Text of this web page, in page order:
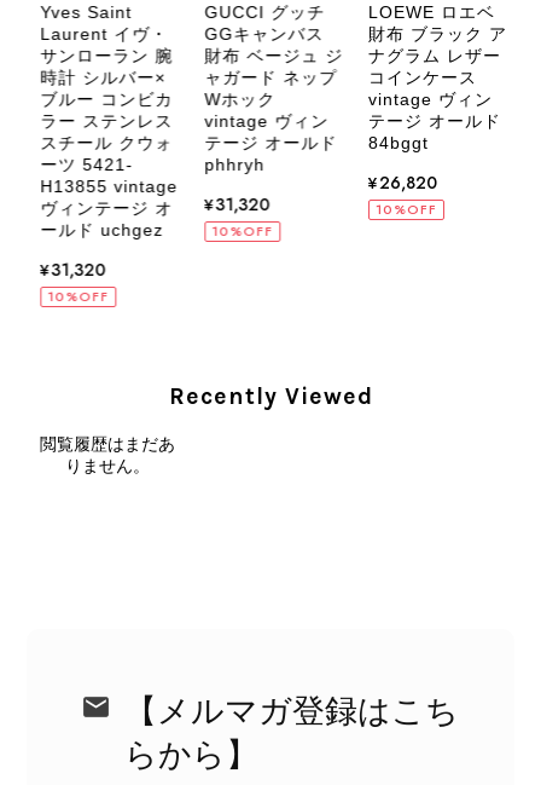
CELINE セリーヌ ブレスレット シルバー トリオンフ ホースビット SILVER925 vintage ヴィンテージ オールド 7f8hjn
2026/08/05
外装内装ともにAランクの商品を購入しました。 しかし、実際に
ットにカビがびっしりと生えていました。 とてもAランクとは思
えない状態で、見た瞬間に気持ち悪さを感じ、とても使用できる
で購入することはないですが、同じような思いをする購入者が出
ないよう、商品の状態をより正確に記載し、見えない部分も含め
て写真や説明で分かるよう改善していただきたいです。
Yves Saint
Laurent イヴ・
サンローラン 腕
時計 シルバー×
ブルー コンビカ
ラー ステンレス
スチール クウォ
ーツ 5421-
H13855 vintage
ヴィンテージ オ
ールド uchgez
¥31,320
10%OFF
GUCCI グッチ
GGキャンバス
財布 ベージュ ジ
ャガード ネップ
Wホック
vintage ヴィン
テージ オールド
phhryh
¥31,320
10%OFF
LOEWE ロエベ
財布 ブラック ア
ナグラム レザー
コインケース
vintage ヴィン
テージ オールド
84bggt
¥26,820
10%OFF
Recently Viewed
閲覧履歴はまだあ
りません。
【メルマガ登録はこち
らから】